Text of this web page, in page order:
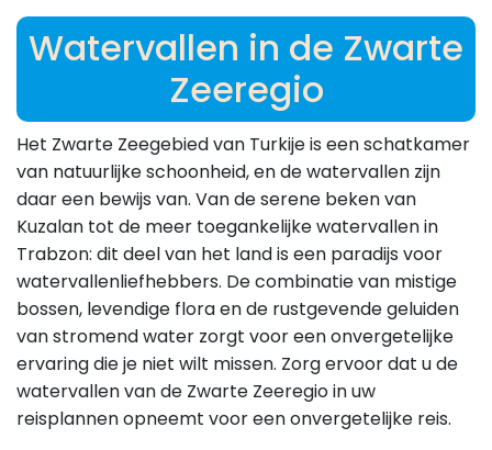
Watervallen in de Zwarte
Zeeregio
Het Zwarte Zeegebied van Turkije is een schatkamer
van natuurlijke schoonheid, en de watervallen zijn
daar een bewijs van. Van de serene beken van
Kuzalan tot de meer toegankelijke watervallen in
Trabzon: dit deel van het land is een paradijs voor
watervallenliefhebbers. De combinatie van mistige
bossen, levendige flora en de rustgevende geluiden
van stromend water zorgt voor een onvergetelijke
ervaring die je niet wilt missen. Zorg ervoor dat u de
watervallen van de Zwarte Zeeregio in uw
reisplannen opneemt voor een onvergetelijke reis.